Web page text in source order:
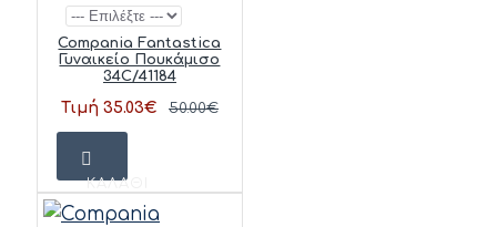
Compania Fantastica
Γυναικείο Πουκάμισο
34C/41184
Τιμή 35.03€ 50.00€
ΚΑΛΆΘΙ